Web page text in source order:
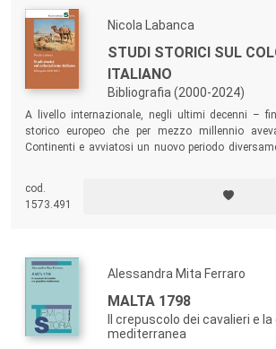
Nicola Labanca
STUDI STORICI SUL
ITALIANO
Bibliografia (2000-2024)
A livello internazionale, negli ultimi decenni –
storico europeo che per mezzo millennio
Continenti e avviatosi un nuovo periodo
conflittuale nei rapporti fra l’Occidente e il Resto
nuovo. Anche in Italia gli studi coloniali e la
postcoloniale hanno cambiato il modo di
studiosi.
cod.
1573.491
Alessandra Mita Ferraro
MALTA 1798
Il crepuscolo dei cavalieri e
mediterranea